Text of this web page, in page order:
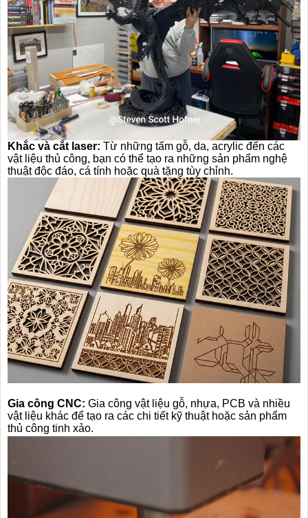
Khắc và cắt laser: Từ những tấm gỗ, da, acrylic đến các
vật liệu thủ công, bạn có thể tạo ra những sản phẩm nghệ
thuật độc đáo, cá tính hoặc quà tặng tùy chỉnh.
Gia công CNC: Gia công vật liệu gỗ, nhựa, PCB và nhiều
vật liệu khác để tạo ra các chi tiết kỹ thuật hoặc sản phẩm
thủ công tinh xảo.